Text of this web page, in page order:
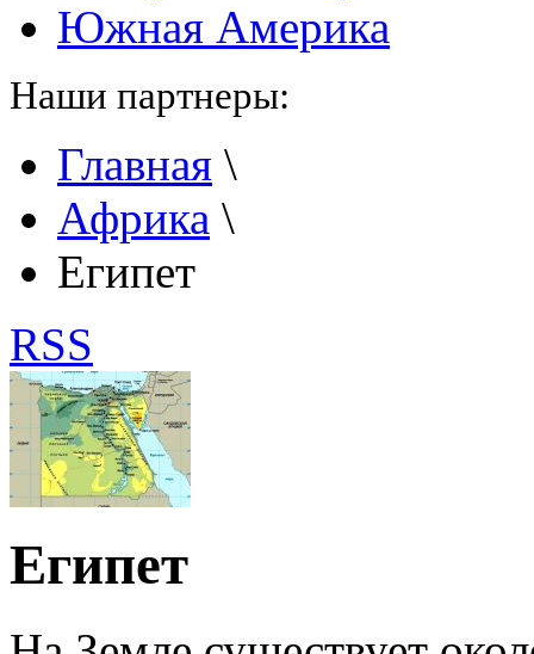
Южная Америка
Наши партнеры:
Главная \
Африка \
Египет
RSS
Египет